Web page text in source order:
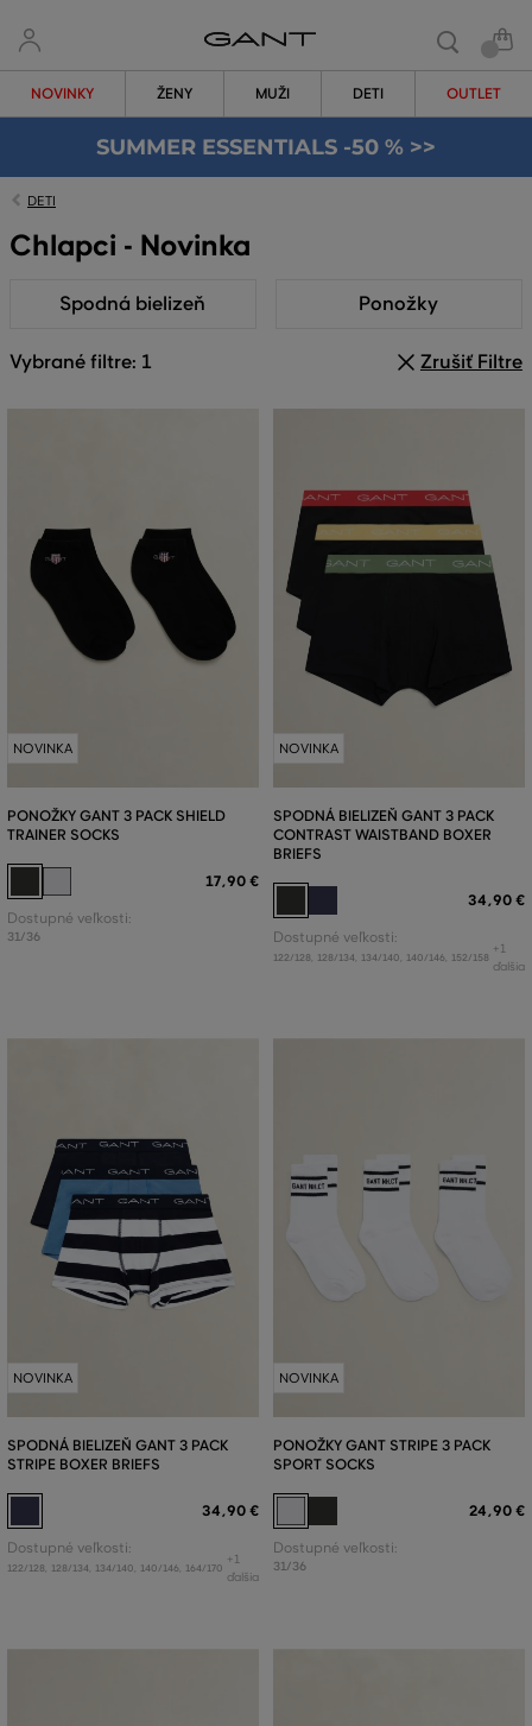
NOVINKY ŽENY MUŽI DETI OUTLET
SUMMER ESSENTIALS -50 % >>
DETI
Chlapci - Novinka
Spodná bielizeň Ponožky
Vybrané filtre: 1 Zrušiť Filtre
NOVINKA
PONOŽKY GANT 3 PACK SHIELD
TRAINER SOCKS
17,90 €
Dostupné veľkosti:
31/36
NOVINKA
SPODNÁ BIELIZEŇ GANT 3 PACK
CONTRAST WAISTBAND BOXER
BRIEFS
34,90 €
Dostupné veľkosti:
122/128 128/134 134/140 140/146 152/158
+1
ďalšia
NOVINKA
SPODNÁ BIELIZEŇ GANT 3 PACK
STRIPE BOXER BRIEFS
34,90 €
Dostupné veľkosti:
122/128 128/134 134/140 140/146 164/170
+1
ďalšia
NOVINKA
PONOŽKY GANT STRIPE 3 PACK
SPORT SOCKS
24,90 €
Dostupné veľkosti:
31/36